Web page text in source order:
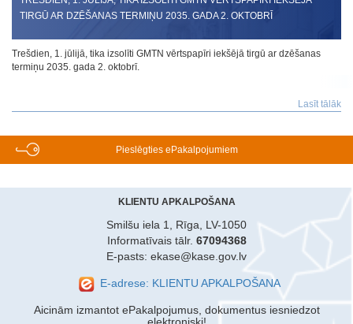
TIRGŪ AR DZĒŠANAS TERMIŅU 2035. GADA 2. OKTOBRĪ
Trešdien, 1. jūlijā, tika izsolīti GMTN vērtspapīri iekšējā tirgū ar dzēšanas
termiņu 2035. gada 2. oktobrī.
Lasīt tālāk
Pieslēgties ePakalpojumiem
KLIENTU APKALPOŠANA
Smilšu iela 1, Rīga, LV-1050
Informatīvais tālr. 67094368
E-pasts: ekase@kase.gov.lv
E-adrese: KLIENTU APKALPOŠANA
Aicinām izmantot ePakalpojumus, dokumentus iesniedzot